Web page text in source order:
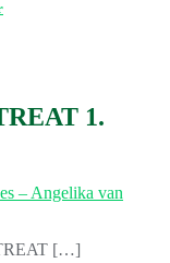
1.
– Angelika van
[…]